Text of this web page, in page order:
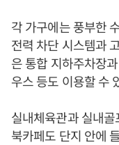
각 가구에는 풍부한
전력 차단 시스템과
은 통합 지하주차장
우스 등도 이용할 수
실내체육관과 실내
북카페도 단지 안에